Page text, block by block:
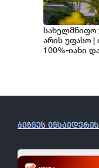
სახელმწიფო
არის უფასო |
100%-იანი
ბიზნეს